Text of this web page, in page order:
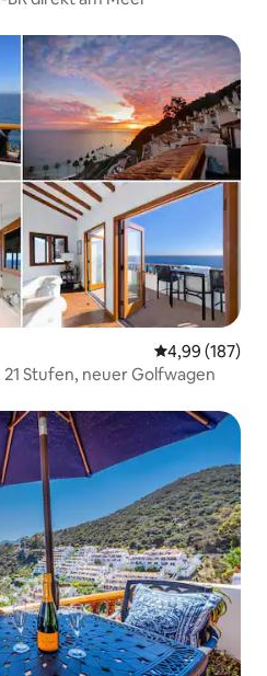
4,99 (187)
21 Stufen, neuer Golfwagen